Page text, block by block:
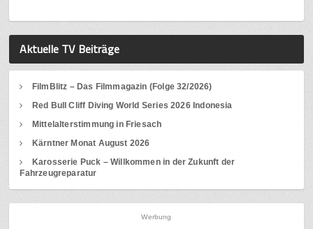
Aktuelle TV Beiträge
FilmBlitz – Das Filmmagazin (Folge 32/2026)
Red Bull Cliff Diving World Series 2026 Indonesia
Mittelalterstimmung in Friesach
Kärntner Monat August 2026
Karosserie Puck – Willkommen in der Zukunft der
Fahrzeugreparatur
Werbung